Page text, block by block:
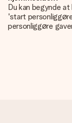
Du kan begynde
'start
personliggøre
Er
Prisen der vises